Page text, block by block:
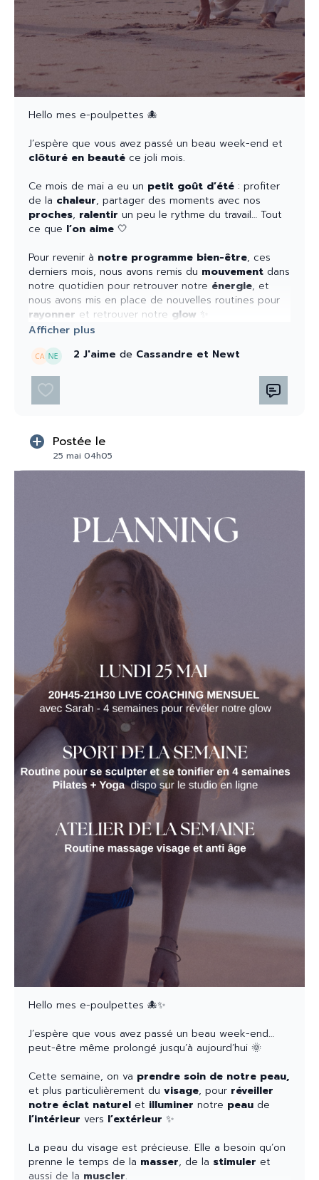
Hello mes e-poulpettes 🐙
J’espère que vous avez passé un beau week-end et
clôturé en beauté ce joli mois.
Ce mois de mai a eu un petit goût d’été : profiter
de la chaleur, partager des moments avec nos
proches, ralentir un peu le rythme du travail… Tout
ce que l’on aime 🤍
Pour revenir à notre programme bien-être, ces
derniers mois, nous avons remis du mouvement dans
notre quotidien pour retrouver notre énergie, et
nous avons mis en place de nouvelles routines pour
rayonner et retrouver notre glow ✨
mois?
Nous allons profiter de ces
ancrer durablement nos routines
mouvement
puissions en ressentir tous les
Car c’estmaintenant que tout se joue !
L'intention et notre thème de juin : briller et
rayonner ☀️
Avec l’arrivée de l’été,juin nous invite à sortir de
notre cocon
rayonner
en faire toujours plus mais prendre soin de son
énergiepour pouvoir la partager
, son b et son cœur
. C’est se reconnecter à
ce qui nous fait du bien. C’est oser briller et prendre
sa place
sans s’excuser.
Pour ce nouveau mois:
✨ Je choisis de nourrir mon énergie pour
rayonner naturellement.
🌞 Je bouge pour me sentir vivante.
🌿 Je prends soin de mon corps avec
bienveillance.
💛 Je fais de la place à ce qui me met en joie.
🌊 Je m’accorde des moments de calme pour me
ressourcer.
On en parle ce soir l ors de notre COACHING
MENSUEL LIVE de juinavec Sarah
moment d'écriture.
Votre planning de la semaine 📆
LIVE de la semaine ✍🏽
Lundi 1 juin 20h45/21H30 avec Sarah
→ Coaching Mensuel de juin + Oracle du mois + Yin
de juin
Lien :
https://us02web.zoom.us/launch/jc/84401381198
Code secret:
337465
SPORT 🤸🏽‍♀️ de la semaine :
2 J'aime de Cassandre et Newt
Postée le
25 mai 04h05
Hello mes e-poulpettes 🐙✨
J’espère que vous avez passé un beau week-end…
peut-être même prolongé jusqu’à aujourd’hui 🌞
Cette semaine, on va prendre soin de notre peau,
et plus particulièrement du visage, pour réveiller
notre éclat naturel et illuminer notre peau de
l’intérieur vers l’extérieur ✨
La peau du visage est précieuse. Elle a besoin qu’on
prenne le temps de la masser, de la stimuler et
aussi de la muscler.